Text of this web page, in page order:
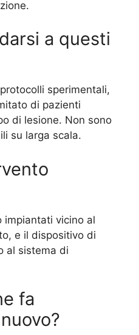
a questi
sperimentali,
di pazienti
di lesione. Non sono
su larga scala.
impiantati vicino al
e il dispositivo di
al sistema di
fa